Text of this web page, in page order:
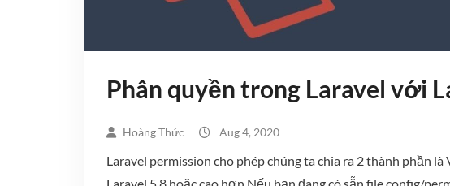
Phân quyền trong Laravel với
Hoàng Thức Aug 4, 2020
Laravel permission cho phép chúng ta chia ra 2 thành phần